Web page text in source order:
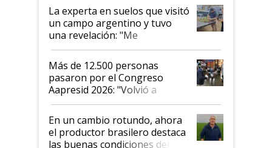
La experta en suelos que visitó
un campo argentino y tuvo
una revelación: "Me
impresionó mucho"
Más de 12.500 personas
pasaron por el Congreso
Aapresid 2026: "Volvió a
demostrar que hablar del
suelo es hablar de todo el
sistema productivo"
En un cambio rotundo, ahora
el productor brasilero destaca
las buenas condiciones del